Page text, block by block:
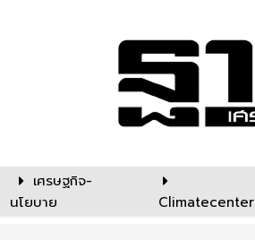
เศรษฐกิจ-
นโยบาย
Climatecenter